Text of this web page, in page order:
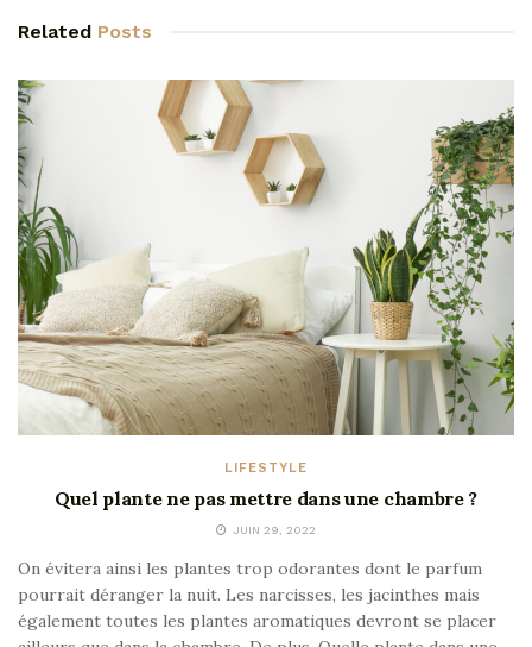
Related Posts
LIFESTYLE
Quel plante ne pas mettre dans une chambre ?
JUIN 29, 2022
On évitera ainsi les plantes trop odorantes dont le parfum
pourrait déranger la nuit. Les narcisses, les jacinthes mais
également toutes les plantes aromatiques devront se placer